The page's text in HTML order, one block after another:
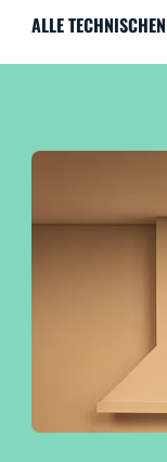
jeder
und ohne
ALLE